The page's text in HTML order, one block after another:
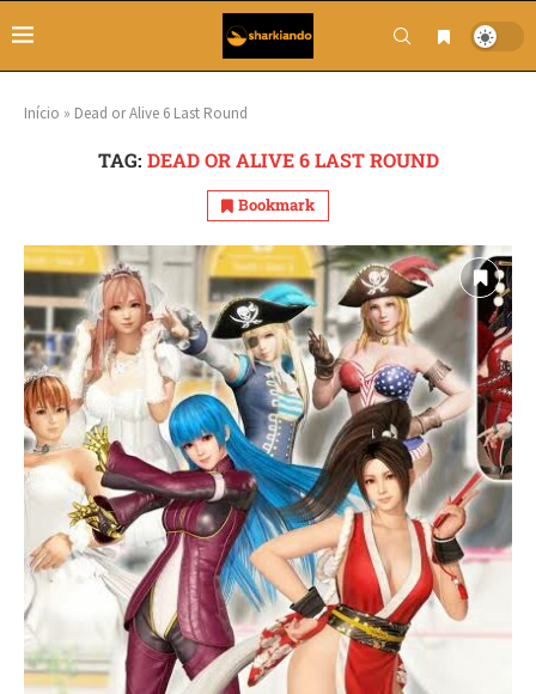
Início » Dead or Alive 6 Last Round
TAG: DEAD OR ALIVE 6 LAST ROUND
Bookmark